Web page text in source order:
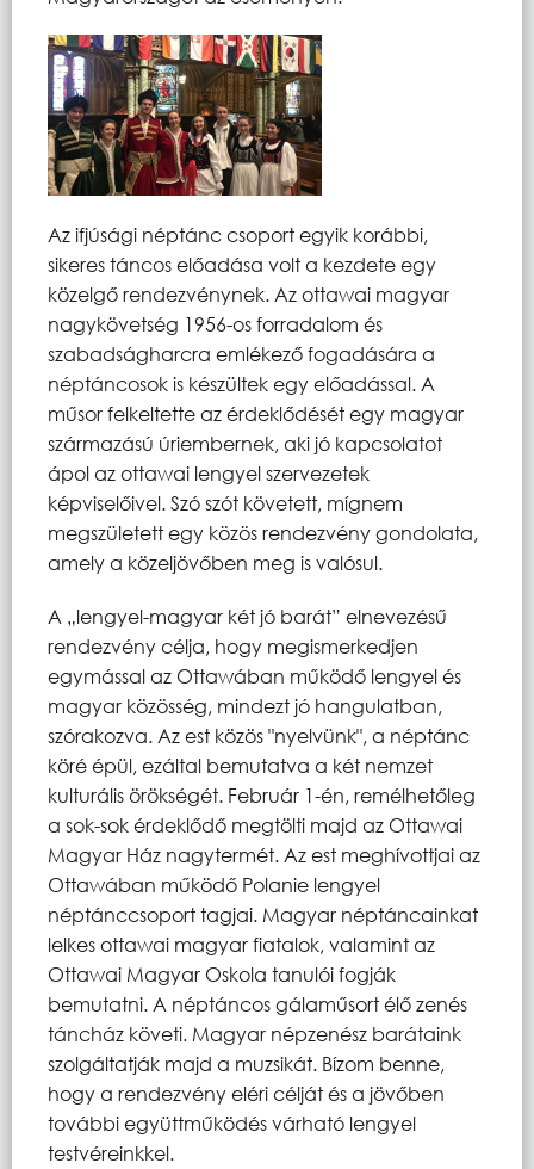
Az ifjúsági néptánc csoport egyik korábbi,
sikeres táncos előadása volt a kezdete egy
közelgő rendezvénynek. Az ottawai magyar
nagykövetség 1956-os forradalom és
szabadságharcra emlékező fogadására a
néptáncosok is készültek egy előadással. A
műsor felkeltette az érdeklődését egy magyar
származású úriembernek, aki jó kapcsolatot
ápol az ottawai lengyel szervezetek
képviselőivel. Szó szót követett, mígnem
megszületett egy közös rendezvény gondolata,
amely a közeljövőben meg is valósul.
A „lengyel-magyar két jó barát” elnevezésű
rendezvény célja, hogy megismerkedjen
egymással az Ottawában működő lengyel és
magyar közösség, mindezt jó hangulatban,
szórakozva. Az est közös "nyelvünk", a néptánc
köré épül, ezáltal bemutatva a két nemzet
kulturális örökségét. Február 1-én, remélhetőleg
a sok-sok érdeklődő megtölti majd az Ottawai
Magyar Ház nagytermét. Az est meghívottjai az
Ottawában működő Polanie lengyel
néptánccsoport tagjai. Magyar néptáncainkat
lelkes ottawai magyar fiatalok, valamint az
Ottawai Magyar Oskola tanulói fogják
bemutatni. A néptáncos gálaműsort élő zenés
táncház követi. Magyar népzenész barátaink
szolgáltatják majd a muzsikát. Bízom benne,
hogy a rendezvény eléri célját és a jövőben
további együttműködés várható lengyel
testvéreinkkel.